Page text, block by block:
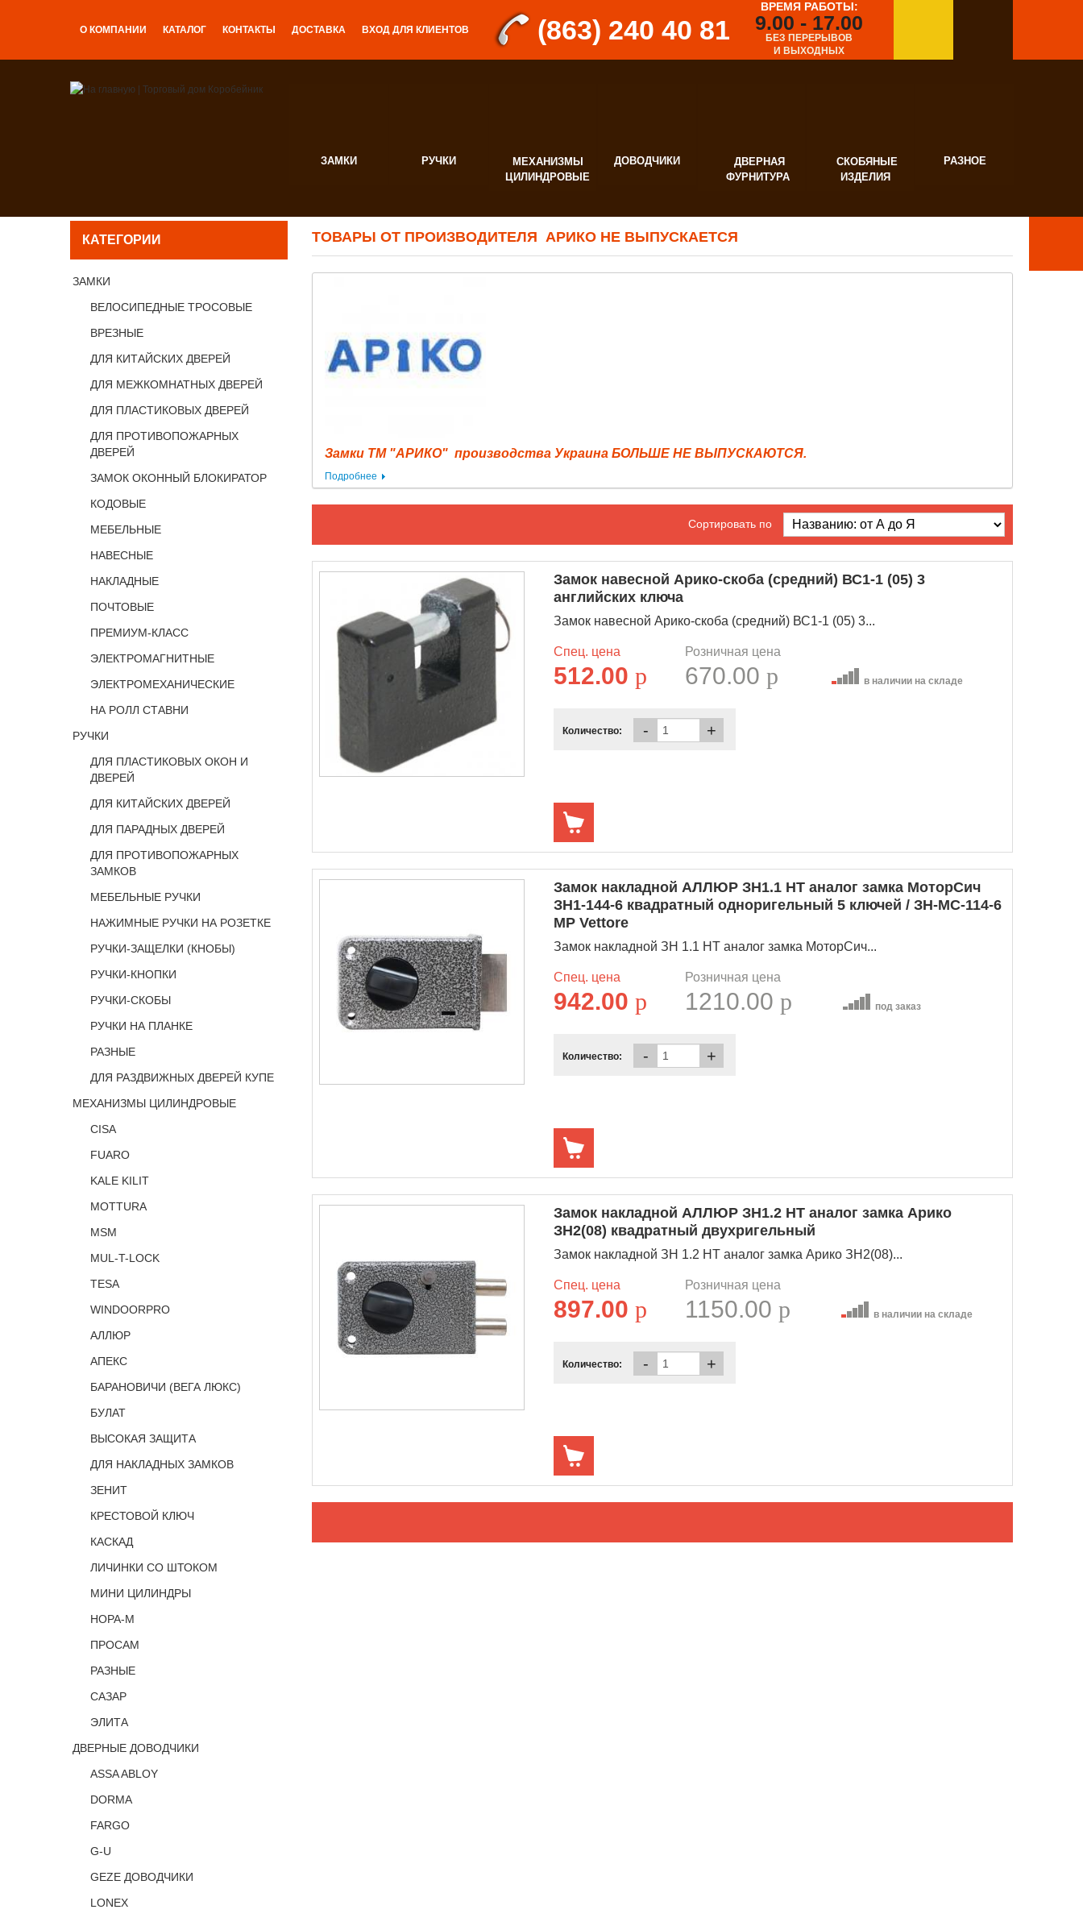
О КОМПАНИИ КАТАЛОГ КОНТАКТЫ ДОСТАВКА ВХОД ДЛЯ КЛИЕНТОВ
ЗАМКИ РУЧКИ
МЕХАНИЗМЫ
ЦИЛИНДРОВЫЕ
ДОВОДЧИКИ
ДВЕРНАЯ
ФУРНИТУРА
СКОБЯНЫЕ
ИЗДЕЛИЯ
РАЗНОЕ
(863) 240 40 81
ВРЕМЯ РАБОТЫ:
9.00 - 17.00
БЕЗ ПЕРЕРЫВОВ
И ВЫХОДНЫХ
КАТЕГОРИИ
ЗАМКИ
ВЕЛОСИПЕДНЫЕ ТРОСОВЫЕ
ВРЕЗНЫЕ
ДЛЯ КИТАЙСКИХ ДВЕРЕЙ
ДЛЯ МЕЖКОМНАТНЫХ ДВЕРЕЙ
ДЛЯ ПЛАСТИКОВЫХ ДВЕРЕЙ
ДЛЯ ПРОТИВОПОЖАРНЫХ
ДВЕРЕЙ
ЗАМОК ОКОННЫЙ БЛОКИРАТОР
КОДОВЫЕ
МЕБЕЛЬНЫЕ
НАВЕСНЫЕ
НАКЛАДНЫЕ
ПОЧТОВЫЕ
ПРЕМИУМ-КЛАСС
ЭЛЕКТРОМАГНИТНЫЕ
ЭЛЕКТРОМЕХАНИЧЕСКИЕ
НА РОЛЛ СТАВНИ
РУЧКИ
ДЛЯ ПЛАСТИКОВЫХ ОКОН И
ДВЕРЕЙ
ДЛЯ КИТАЙСКИХ ДВЕРЕЙ
ДЛЯ ПАРАДНЫХ ДВЕРЕЙ
ДЛЯ ПРОТИВОПОЖАРНЫХ
ЗАМКОВ
МЕБЕЛЬНЫЕ РУЧКИ
НАЖИМНЫЕ РУЧКИ НА РОЗЕТКЕ
РУЧКИ-ЗАЩЕЛКИ (КНОБЫ)
РУЧКИ-КНОПКИ
РУЧКИ-СКОБЫ
РУЧКИ НА ПЛАНКЕ
РАЗНЫЕ
ДЛЯ РАЗДВИЖНЫХ ДВЕРЕЙ КУПЕ
МЕХАНИЗМЫ ЦИЛИНДРОВЫЕ
CISA
FUARO
KALE KILIT
MOTTURA
MSM
MUL-T-LOCK
TESA
WINDOORPRO
АЛЛЮР
АПЕКС
БАРАНОВИЧИ (ВЕГА ЛЮКС)
БУЛАТ
ВЫСОКАЯ ЗАЩИТА
ДЛЯ НАКЛАДНЫХ ЗАМКОВ
ЗЕНИТ
КРЕСТОВОЙ КЛЮЧ
КАСКАД
ЛИЧИНКИ СО ШТОКОМ
МИНИ ЦИЛИНДРЫ
НОРА-М
ПРОСАМ
РАЗНЫЕ
САЗАР
ЭЛИТА
ДВЕРНЫЕ ДОВОДЧИКИ
ASSA ABLOY
DORMA
FARGO
G-U
GEZE ДОВОДЧИКИ
LONEX
ТОВАРЫ ОТ ПРОИЗВОДИТЕЛЯ АРИКО НЕ ВЫПУСКАЕТСЯ
Замки ТМ "АРИКО" производства Украина БОЛЬШЕ НЕ ВЫПУСКАЮТСЯ.
Подробнее
Сортировать по
Замок навесной Арико-скоба (средний) ВС1-1 (05) 3
английских ключа
Замок навесной Арико-скоба (средний) ВС1-1 (05) 3...
Спец. цена
512.00p
Розничная цена
670.00p в наличии на складе
Количество: - +
Замок накладной АЛЛЮР ЗН1.1 НТ аналог замка МоторСич
ЗН1-144-6 квадратный одноригельный 5 ключей / ЗН-МС-114-6
МР Vettore
Замок накладной ЗН 1.1 НТ аналог замка МоторСич...
Спец. цена
942.00p
Розничная цена
1210.00p под заказ
Количество: - +
Замок накладной АЛЛЮР ЗН1.2 НТ аналог замка Арико
ЗН2(08) квадратный двухригельный
Замок накладной ЗН 1.2 НТ аналог замка Арико ЗН2(08)...
Спец. цена
897.00p
Розничная цена
1150.00p в наличии на складе
Количество: - +